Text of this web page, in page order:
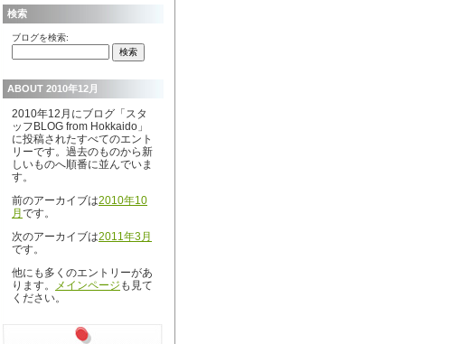
検索
ブログを検索:
ABOUT 2010年12月
2010年12月にブログ「スタ
ッフBLOG from Hokkaido」
に投稿されたすべてのエント
リーです。過去のものから新
しいものへ順番に並んでいま
す。
前のアーカイブは2010年10
月 です。
次のアーカイブは2011年3月
です。
他にも多くのエントリーがあ
ります。
メインページ も見て
ください。